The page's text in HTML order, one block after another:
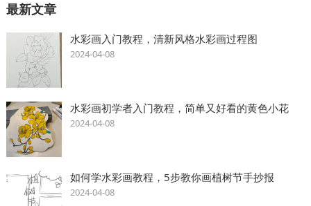
最新文章
水彩画入门教程，清新风格水彩画过程图
2024-04-08
水彩画初学者入门教程，简单又好看的黄色小花
2024-04-08
如何学水彩画教程，5步教你画植树节手抄报
2024-04-08